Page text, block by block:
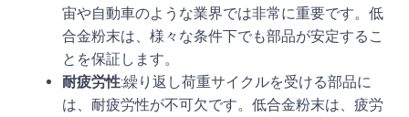
宙や自動車のような業界では非常に重要です。低
合金粉末は、様々な条件下でも部品が安定するこ
とを保証します。
耐疲労性:繰り返し荷重サイクルを受ける部品に
は、耐疲労性が不可欠です。低合金粉末は、疲労